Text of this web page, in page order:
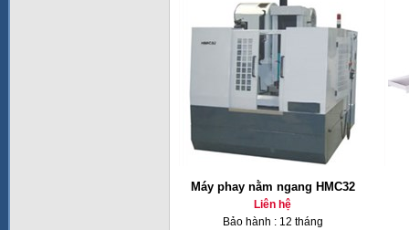
Máy phay nằm ngang HMC32
Liên hệ
Bảo hành : 12 tháng